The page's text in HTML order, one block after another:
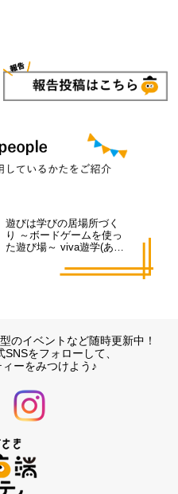
遊びは学びの居場所づく
り ～ボードゲームを使っ
た遊び場～ viva遊学(あそ
のイベントなど随時更新中！
をフォローして、
ーをみつけよう♪